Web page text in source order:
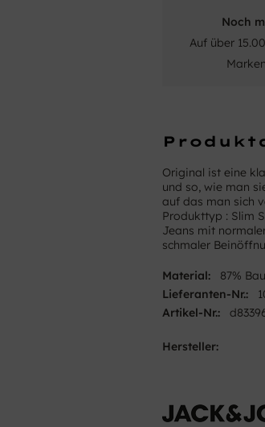
Noch
Auf über
Original ist eine
und so, wie man
auf das man sich
Produkttyp : Slim
Jeans mit
schmaler
Material:
87%
Lieferanten-Nr.:
Artikel-Nr.:
Hersteller: